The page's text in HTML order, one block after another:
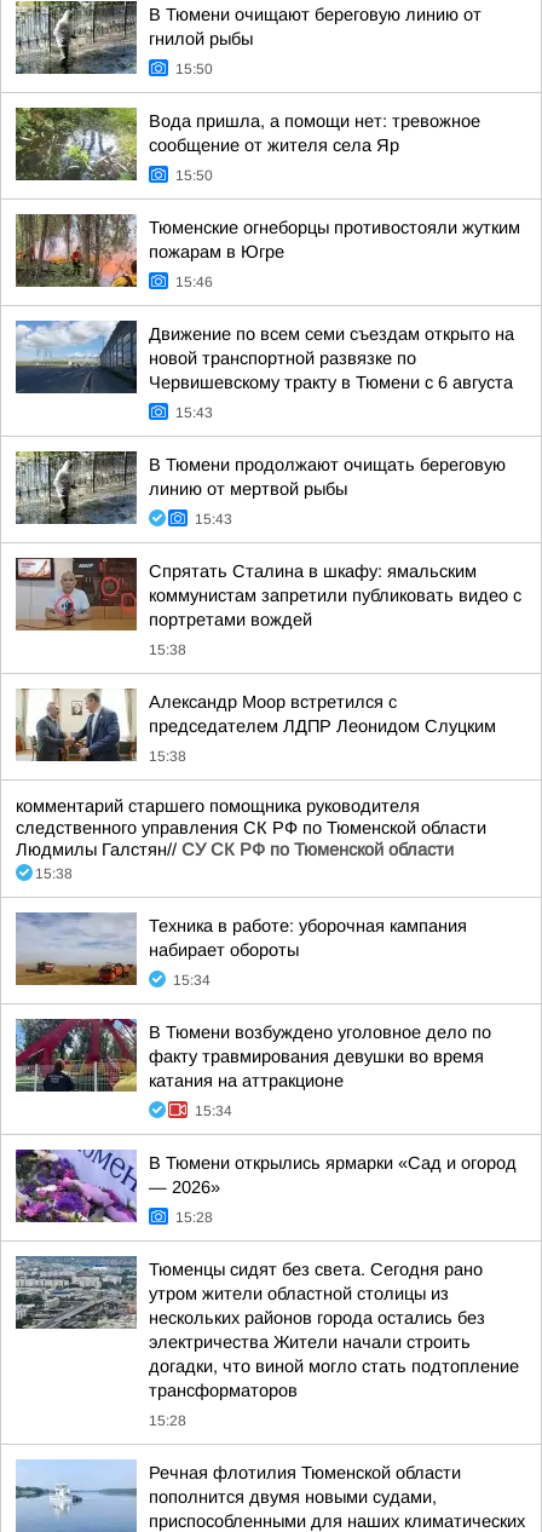
В Тюмени очищают береговую линию от
гнилой рыбы
15:50
Вода пришла, а помощи нет: тревожное
сообщение от жителя села Яр
15:50
Тюменские огнеборцы противостояли жутким
пожарам в Югре
15:46
Движение по всем семи съездам открыто на
новой транспортной развязке по
Червишевскому тракту в Тюмени с 6 августа
15:43
В Тюмени продолжают очищать береговую
линию от мертвой рыбы
15:43
Спрятать Сталина в шкафу: ямальским
коммунистам запретили публиковать видео с
портретами вождей
15:38
Александр Моор встретился с
председателем ЛДПР Леонидом Слуцким
15:38
комментарий старшего помощника руководителя
следственного управления СК РФ по Тюменской области
Людмилы Галстян// СУ СК РФ по Тюменской области
15:38
Техника в работе: уборочная кампания
набирает обороты
15:34
В Тюмени возбуждено уголовное дело по
факту травмирования девушки во время
катания на аттракционе
15:34
В Тюмени открылись ярмарки «Сад и огород
— 2026»
15:28
Тюменцы сидят без света. Сегодня рано
утром жители областной столицы из
нескольких районов города остались без
электричества Жители начали строить
догадки, что виной могло стать подтопление
трансформаторов
15:28
Речная флотилия Тюменской области
пополнится двумя новыми судами,
приспособленными для наших климатических